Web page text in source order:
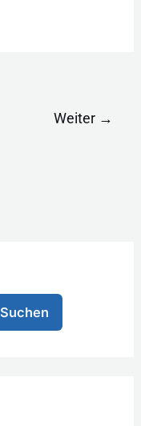
Weiter →
Suchen